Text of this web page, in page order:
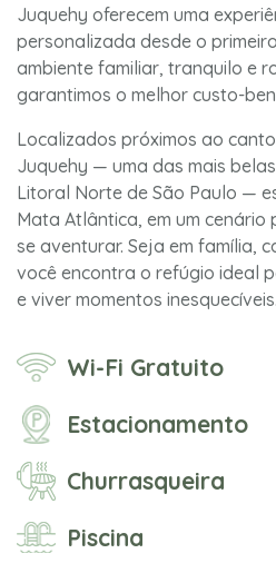
Juquehy oferecem uma
personalizada desde o
ambiente familiar, tranquilo e
garantimos o melhor custo-
Localizados próximos ao
Juquehy — uma das mais
Litoral Norte de São Paulo —
Mata Atlântica, em um
se aventurar. Seja em família,
você encontra o refúgio ideal
e viver momentos inesquecíveis.
Wi-Fi Gratuito
Estacionamento
Churrasqueira
Piscina